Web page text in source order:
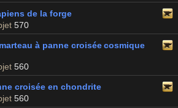
de la forge
570
à panne croisée cosmique
560
croisée en chondrite
560